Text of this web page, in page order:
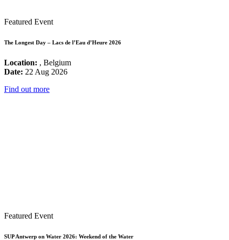
Featured Event
The Longest Day – Lacs de l’Eau d’Heure 2026
Location: , Belgium
Date: 22 Aug 2026
Find out more
Featured Event
SUP Antwerp on Water 2026: Weekend of the Water